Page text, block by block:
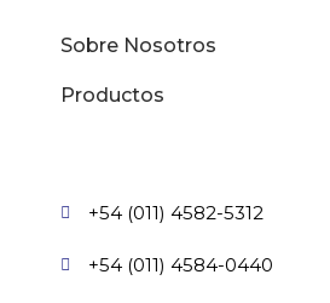
Sobre Nosotros
Productos
+54 (011) 4582-5312
+54 (011) 4584-0440